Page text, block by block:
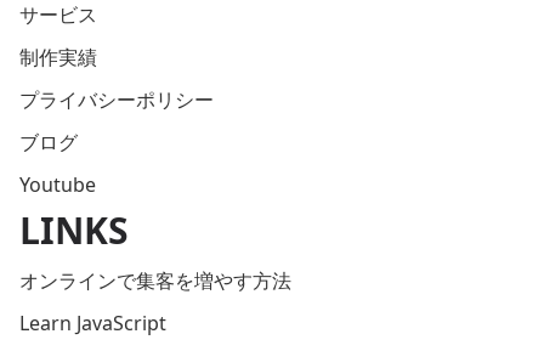
サービス
制作実績
プライバシーポリシー
ブログ
Youtube
LINKS
オンラインで集客を増やす方法
Learn JavaScript